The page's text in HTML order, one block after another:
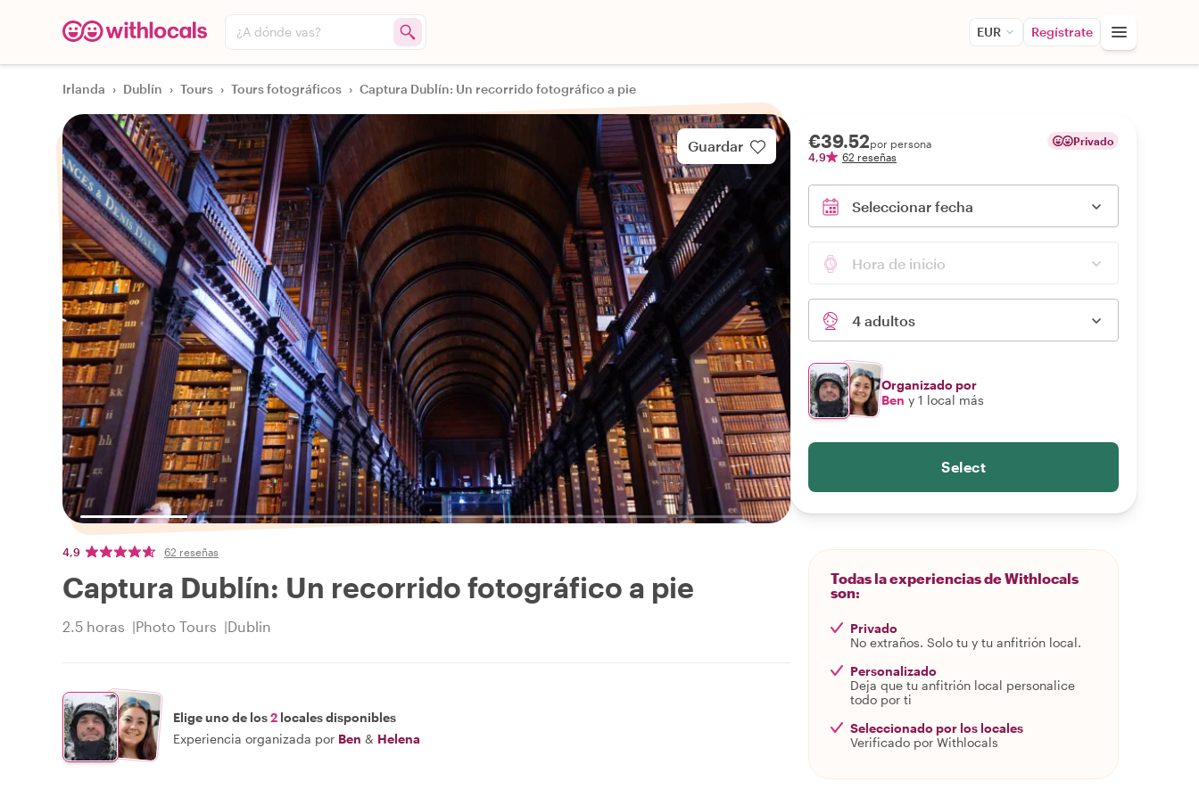
¿A dónde vas? EUR Regístrate
Irlanda › Dublín › Tours › Tours fotográficos › Captura Dublín: Un recorrido fotográfico a pie
Guardar
4,9 62 reseñas
Captura Dublín: Un recorrido fotográfico a pie
2.5 horas Photo Tours Dublin
Elige uno de los2 locales disponibles
Experiencia organizada por Ben & Helena
€39.52por persona
4,9
62 reseñas
Privado
Seleccionar fecha
Hora de inicio
4 adultos
Organizado por
Ben y 1 local más
Select
Todas la experiencias de Withlocals
son:
Privado
No extraños. Solo tu y tu anfitrión local.
Personalizado
Deja que tu anfitrión local personalice
todo por ti
Seleccionado por los locales
Verificado por Withlocals